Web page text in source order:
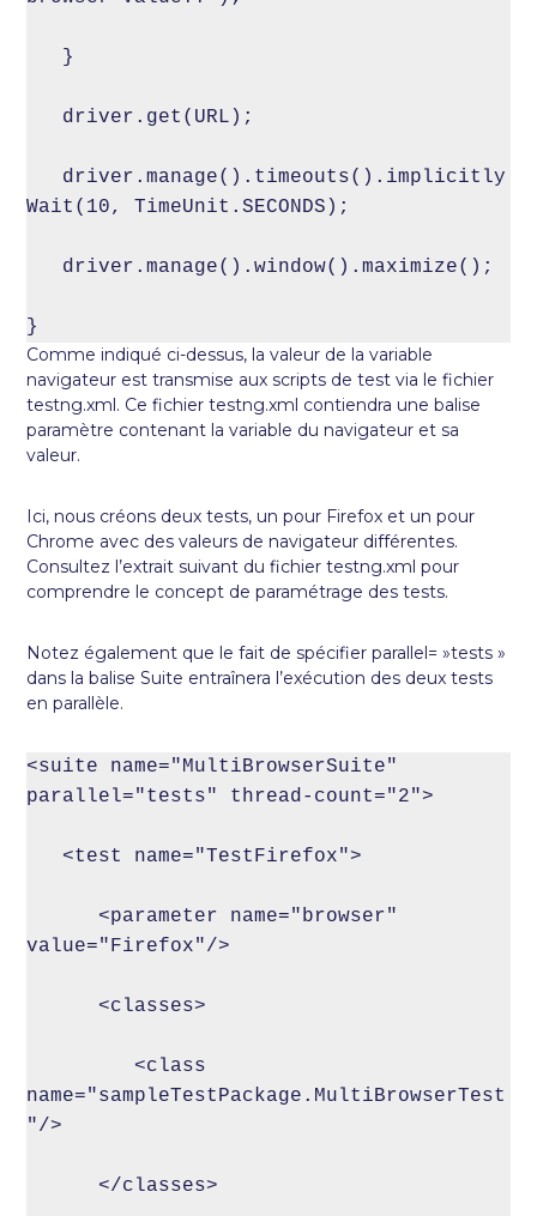
}
driver.get(URL);
driver.manage().timeouts().implicitly
Wait(10, TimeUnit.SECONDS);
driver.manage().window().maximize();
}
Comme indiqué ci-dessus, la valeur de la variable
navigateur est transmise aux scripts de test via le fichier
testng.xml. Ce fichier testng.xml contiendra une balise
paramètre contenant la variable du navigateur et sa
valeur.
Ici, nous créons deux tests, un pour Firefox et un pour
Chrome avec des valeurs de navigateur différentes.
Consultez l’extrait suivant du fichier testng.xml pour
comprendre le concept de paramétrage des tests.
Notez également que le fait de spécifier parallel= »tests »
dans la balise Suite entraînera l’exécution des deux tests
en parallèle.
<suite name="MultiBrowserSuite"
parallel="tests" thread-count="2">
<test name="TestFirefox">
<parameter name="browser"
value="Firefox"/>
<classes>
<class
name="sampleTestPackage.MultiBrowserTest
"/>
</classes>